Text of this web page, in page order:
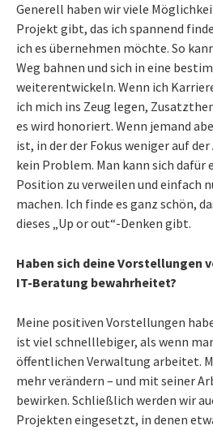
Generell haben wir viele
Projekt gibt, das ich spannend
ich es übernehmen möchte. So
Weg bahnen und sich in eine
weiterentwickeln. Wenn ich
ich mich ins Zeug legen,
es wird honoriert. Wenn jemand
ist, in der der Fokus weniger auf
kein Problem. Man kann sich dafür
Position zu verweilen und einfach
machen. Ich finde es ganz schön,
dieses „Up or out“-Denken gibt.
Haben sich deine Vorstellungen
IT-Beratung bewahrheitet?
Meine positiven Vorstellungen
ist viel schnelllebiger, als wenn
öffentlichen Verwaltung arbeitet.
mehr verändern – und mit seiner
bewirken. Schließlich werden wir
Projekten eingesetzt, in denen